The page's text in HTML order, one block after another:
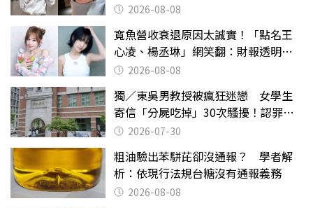
2026-08-08
寬魚營收衰退原因太誠實！「點名王
心凌、楊丞琳」網笑翻：財報透明度
滿分2026-08-08
獨／東吳男教授被瘋狂迷戀 女學生
寄信「分屍吃掉」30次騷擾！認罪免
關 2026-07-30
粗油驗出苯駢芘卻沒通報？ 學者解
析：依現行法規台糖沒有通報義務
2026-08-08